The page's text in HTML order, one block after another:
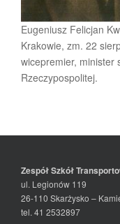
Eugeniusz Felicjan
Krakowie, zm. 22
wicepremier, minister
Rzeczypospolitej.
Zespół Szkół
ul. Legionów 119
26-110 Skarżysko –
tel. 41 2532897